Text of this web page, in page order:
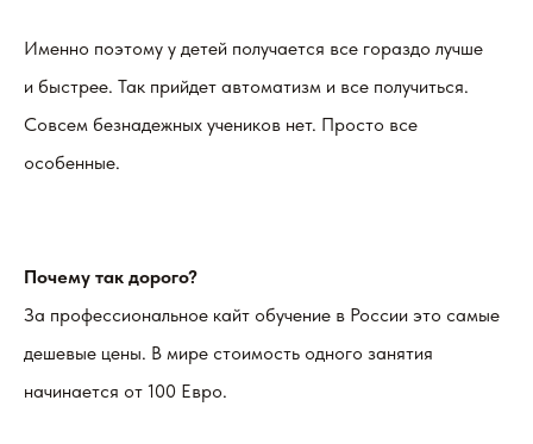
Именно поэтому у детей получается все гораздо лучше
и быстрее. Так прийдет автоматизм и все получиться.
Совсем безнадежных учеников нет. Просто все
особенные.
Почему так дорого?
За профессиональное кайт обучение в России это самые
дешевые цены. В мире стоимость одного занятия
начинается от 100 Евро.